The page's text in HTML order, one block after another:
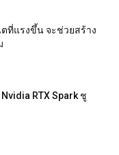
ตที่แรงขึ้น จะช่วยสร้าง
RTX Spark ชู